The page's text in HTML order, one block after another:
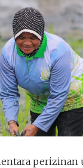
perizinan